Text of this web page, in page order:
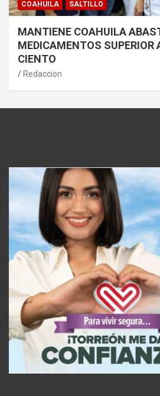
COAHUILA SALTILLO
MANTIENE COAHUILA
MEDICAMENTOS SUPERIOR
CIENTO
Redaccion